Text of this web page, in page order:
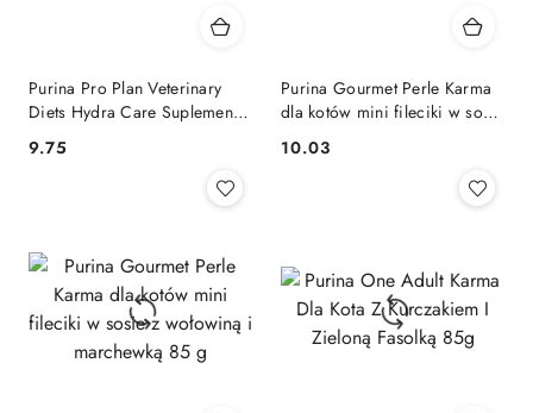
Purina Pro Plan Veterinary
Diets Hydra Care Suplement
Cena:
9.75
Purina Gourmet Perle Karma
dla kotów mini fileciki w sosie
Cena:
10.03